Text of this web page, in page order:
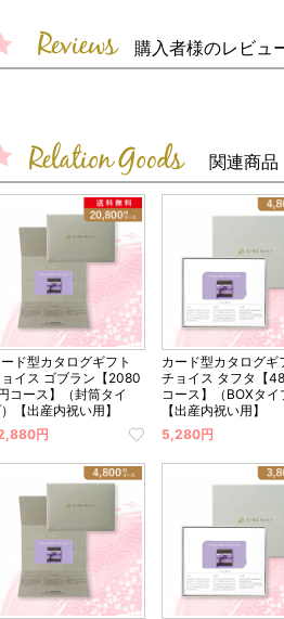
購入者様のレビュ
関連商品
ド型カタログギフト
イス ゴブラン【2080
コース】（封筒タイ
【出産内祝い用】
円
カード型カタログギ
チョイス タフタ【
コース】（BOXタイ
【出産内祝い用】
5,280円